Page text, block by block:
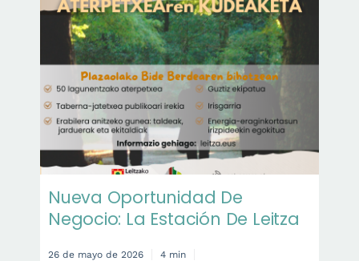
Castellano
Nueva Oportunidad De
Negocio: La Estación De Leitza
26 de mayo de 2026 4 min